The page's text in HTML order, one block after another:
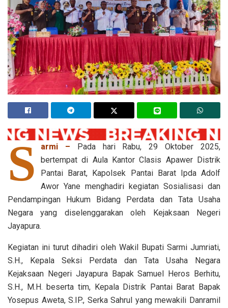
S armi – Pada hari Rabu, 29 Oktober 2025,
bertempat di Aula Kantor Clasis Apawer Distrik
Pantai Barat, Kapolsek Pantai Barat Ipda Adolf
Awor Yane menghadiri kegiatan Sosialisasi dan
Pendampingan Hukum Bidang Perdata dan Tata Usaha
Negara yang diselenggarakan oleh Kejaksaan Negeri
Jayapura.
Kegiatan ini turut dihadiri oleh Wakil Bupati Sarmi Jumriati,
S.H., Kepala Seksi Perdata dan Tata Usaha Negara
Kejaksaan Negeri Jayapura Bapak Samuel Heros Berhitu,
S.H., M.H. beserta tim, Kepala Distrik Pantai Barat Bapak
Yosepus Aweta, S.IP., Serka Sahrul yang mewakili Danramil